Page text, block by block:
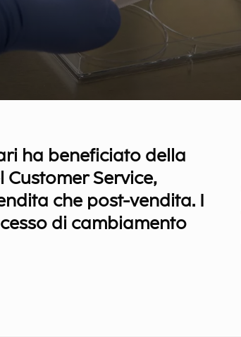
ha beneficiato della
Customer Service,
che post-vendita. I
di cambiamento